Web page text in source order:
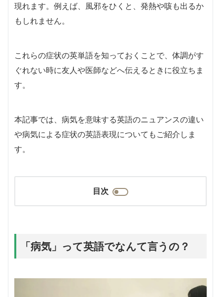
現れます。例えば、風邪をひくと、発熱や咳も出るか
もしれません。
これらの症状の英単語を知っておくことで、体調がす
ぐれない時に友人や医師などへ伝えるときに役立ちま
す。
本記事では、病気を意味する英語のニュアンスの違い
や病気による症状の英語表現についてもご紹介しま
す。
目次
「病気」って英語でなんて言うの？